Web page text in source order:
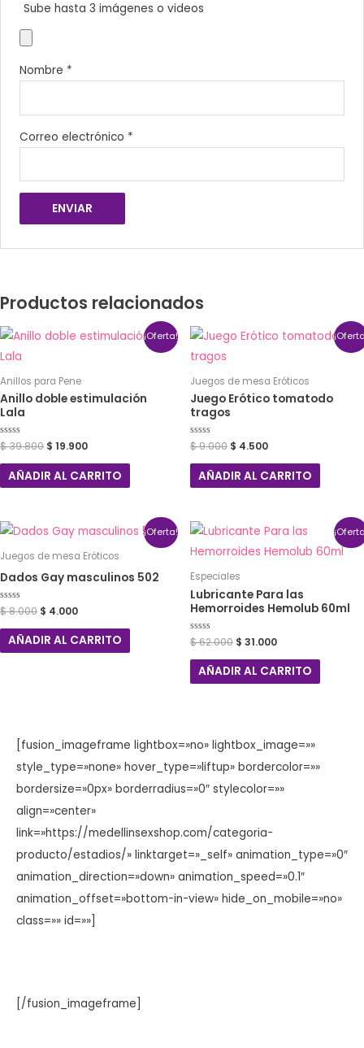
Sube hasta 3 imágenes o videos
Nombre *
Correo electrónico *
Productos relacionados
¡Oferta!
Anillos para Pene
Anillo doble estimulación
Lala
Valorado
con
0
$39.800 $ 19.900
AÑADIR AL CARRITO
Juegos de mesa Eróticos
Juego Erótico tomatodo
tragos
Valorado
con
0
$9.000 $ 4.500
AÑADIR AL CARRITO
¡Oferta!
Juegos de mesa Eróticos
Dados Gay masculinos 502
Valorado
con
0
$8.000 $ 4.000
AÑADIR AL CARRITO
Especiales
Lubricante Para las
Hemorroides Hemolub 60ml
Valorado
con
0
$62.000 $ 31.000
AÑADIR AL CARRITO
[fusion_imageframe lightbox=»no» lightbox_image=»»
style_type=»none» hover_type=»liftup» bordercolor=»»
bordersize=»0px» borderradius=»0″ stylecolor=»»
align=»center»
link=»https://medellinsexshop.com/categoria-
producto/estadios/» linktarget=»_self» animation_type=»0″
animation_direction=»down» animation_speed=»0.1″
animation_offset=»bottom-in-view» hide_on_mobile=»no»
class=»» id=»»]
[/fusion_imageframe]